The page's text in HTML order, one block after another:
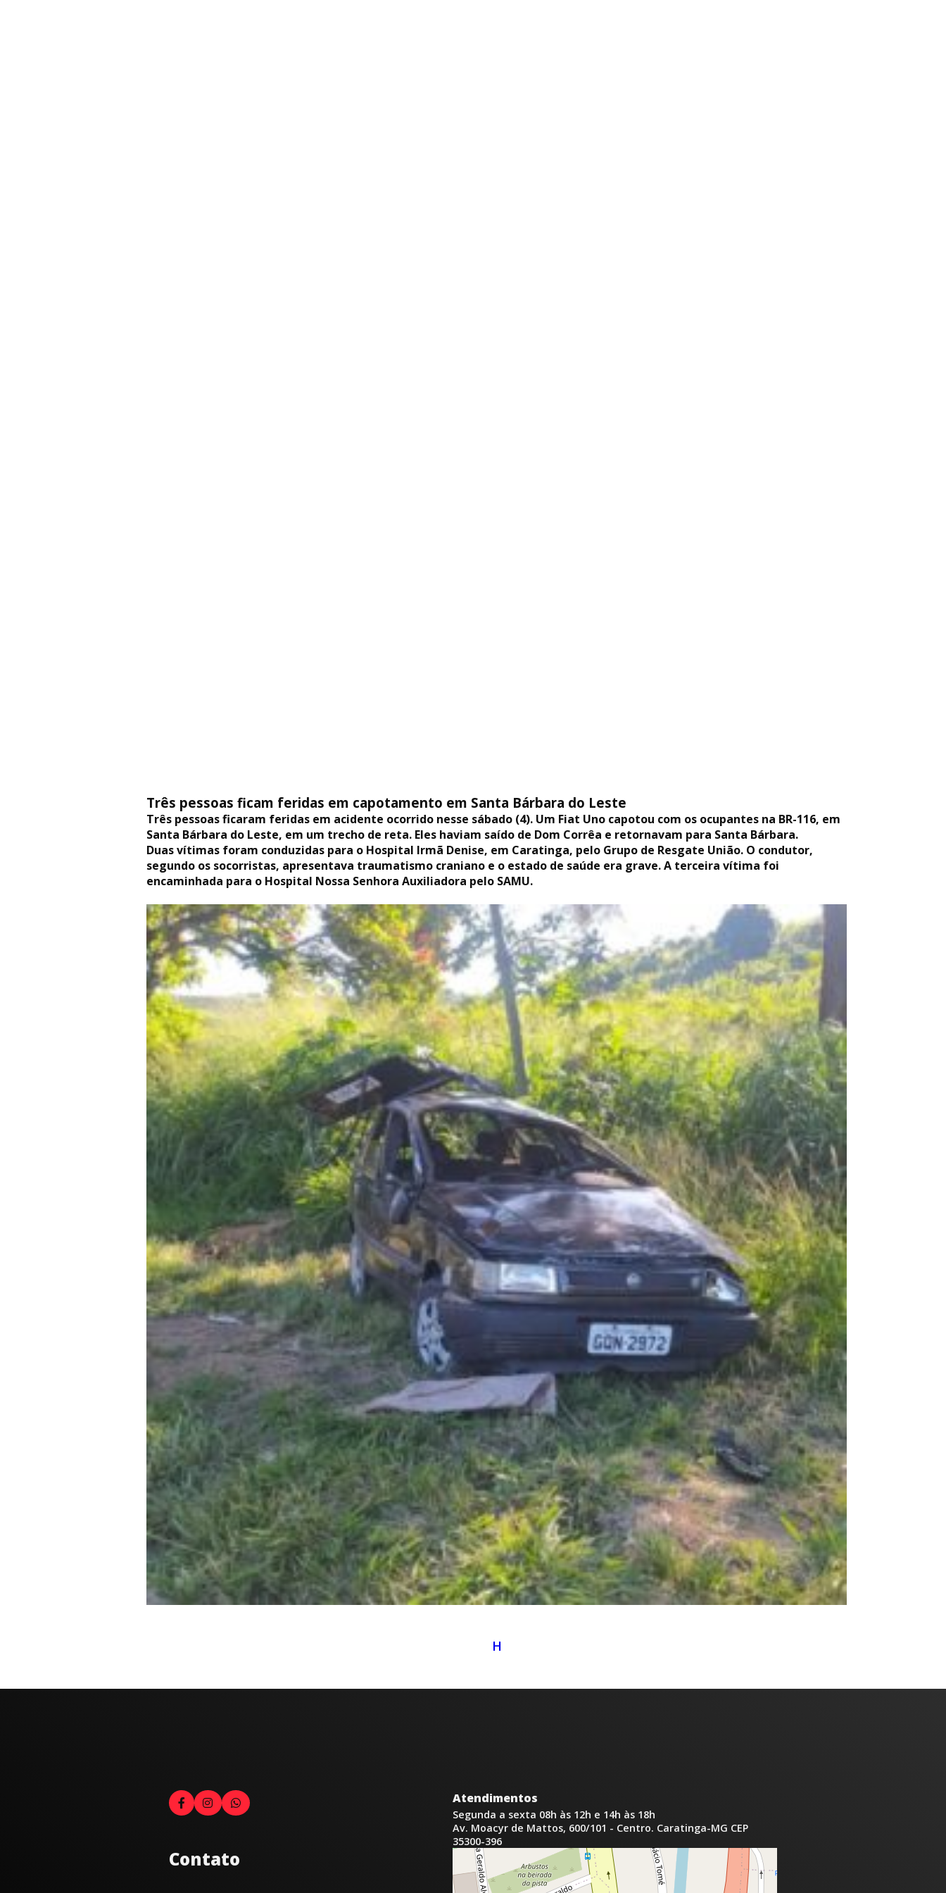
Três pessoas ficam feridas em capotamento em Santa Bárbara do Leste
Três pessoas ficaram feridas em acidente ocorrido nesse sábado (4). Um Fiat Uno capotou com os ocupantes na BR-116, em
Santa Bárbara do Leste, em um trecho de reta. Eles haviam saído de Dom Corrêa e retornavam para Santa Bárbara.
Duas vítimas foram conduzidas para o Hospital Irmã Denise, em Caratinga, pelo Grupo de Resgate União. O condutor,
segundo os socorristas, apresentava traumatismo craniano e o estado de saúde era grave. A terceira vítima foi
encaminhada para o Hospital Nossa Senhora Auxiliadora pelo SAMU.
H
Contato
Atendimentos
Segunda a sexta 08h às 12h e 14h às 18h
Av. Moacyr de Mattos, 600/101 - Centro. Caratinga-MG CEP
35300-396